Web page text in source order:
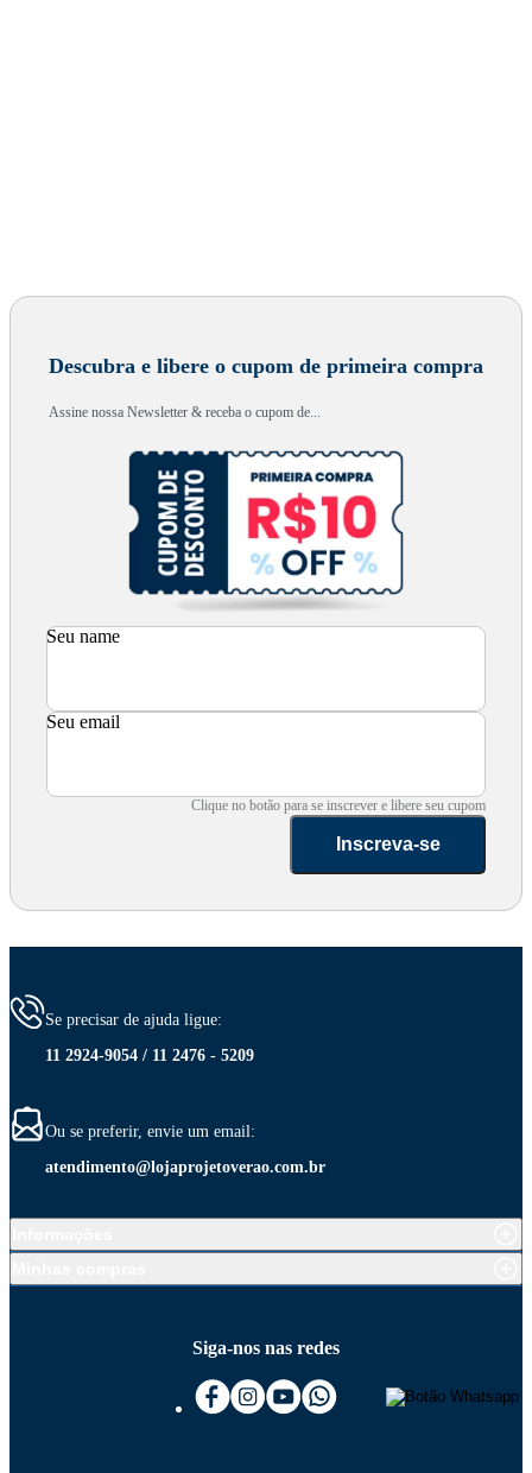
Descubra e libere o cupom de primeira compra
Assine nossa Newsletter & receba o cupom de...
Seu name
Seu email
Clique no botão para se inscrever e libere seu cupom
Inscreva-se
Se precisar de ajuda ligue:
11 2924-9054 / 11 2476 - 5209
Ou se preferir, envie um email:
atendimento@lojaprojetoverao.com.br
Siga-nos nas redes